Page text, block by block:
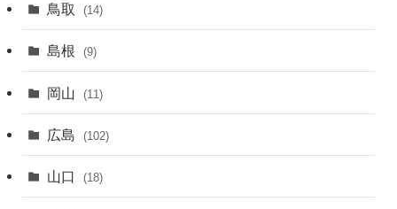
鳥取 (14)
島根 (9)
岡山 (11)
広島 (102)
山口 (18)